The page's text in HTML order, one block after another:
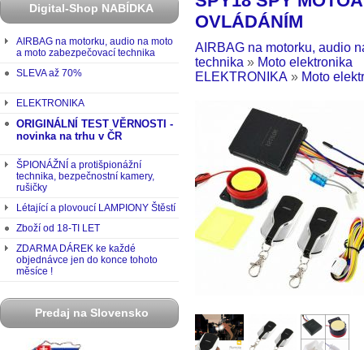
Digital-Shop NABÍDKA
AIRBAG na motorku, audio na moto
a moto zabezpečovací technika
SLEVA až 70%
ELEKTRONIKA
ORIGINÁLNÍ TEST VĚRNOSTI -
novinka na trhu v ČR
ŠPIONÁŽNÍ a protišpionážní
technika, bezpečnostní kamery,
rušičky
Létající a plovoucí LAMPIONY Štěstí
Zboží od 18-TI LET
ZDARMA DÁREK ke každé
objednávce jen do konce tohoto
měsíce !
Predaj na Slovensko
OVLÁDÁNÍM
AIRBAG na motorku, audio
technika » Moto elektronika
ELEKTRONIKA » Moto